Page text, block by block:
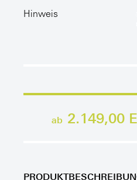
Hinweis
ab 2.149,00